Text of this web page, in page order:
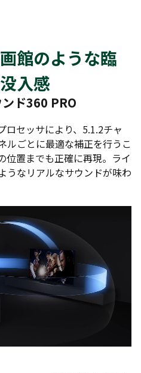
館のような臨
入感
ド360 PRO
ロセッサにより、5.1.2チャ
ルごとに最適な補正を行うこ
位置までも正確に再現。ライ
うなリアルなサウンドが味わ